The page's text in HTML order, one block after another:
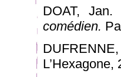
DOAT,
comédien.
L’Hexagone,